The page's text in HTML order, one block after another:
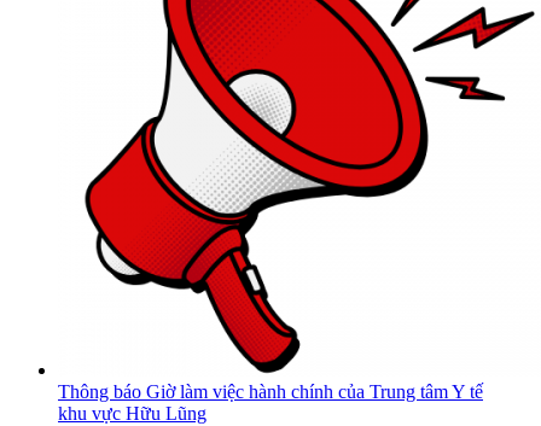
Thông báo Giờ làm việc hành chính của Trung tâm Y tế
khu vực Hữu Lũng